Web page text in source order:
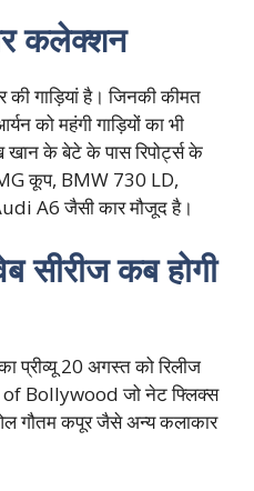
कलेक्शन
गाड़ियां है। जिनकी कीमत
को महंगी गाड़ियों का भी
के बेटे के पास रिपोर्ट्स के
कूप, BMW 730 LD,
A6 जैसी कार मौजूद है।
सीरीज कब होगी
प्रीव्यू 20 अगस्त को रिलीज
of Bollywood जो नेट फ्लिक्स
गौतम कपूर जैसे अन्य कलाकार